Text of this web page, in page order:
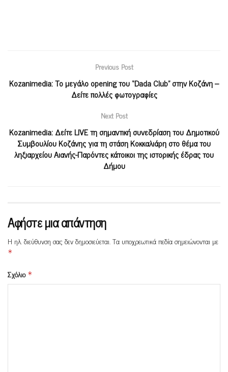
Previous Post
Kozanimedia: Το μεγάλο opening του “Dada Club” στην Κοζάνη –
Δείτε πολλές φωτογραφίες
Next Post
Kozanimedia: Δείτε LIVE τη σημαντική συνεδρίαση του Δημοτικού
Συμβουλίου Κοζάνης για τη στάση Κοκκαλιάρη στο θέμα του
ληξιαρχείου Αιανής-Παρόντες κάτοικοι της ιστορικής έδρας του
Δήμου
Αφήστε μια απάντηση
Η ηλ. διεύθυνση σας δεν δημοσιεύεται.Τα υποχρεωτικά πεδία σημειώνονται με
*
Σχόλιο *